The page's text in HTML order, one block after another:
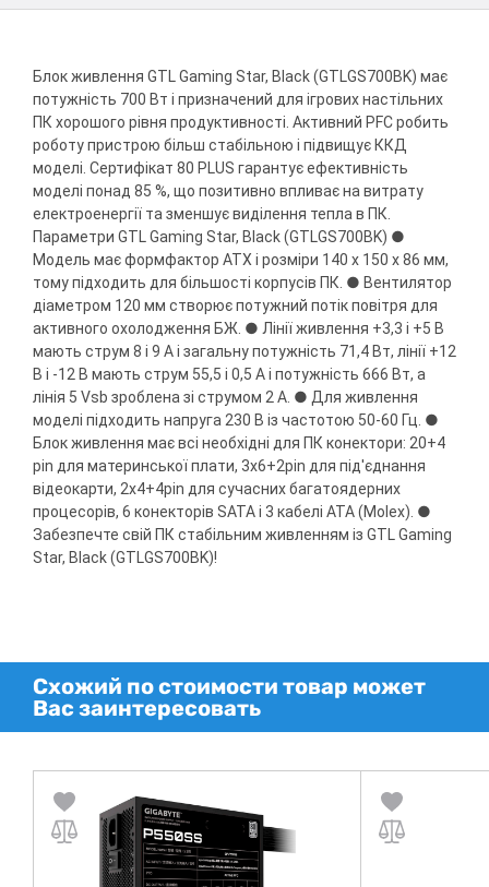
Блок живлення GTL Gaming Star, Black (GTLGS700BK) має
потужність 700 Вт і призначений для ігрових настільних
ПК хорошого рівня продуктивності. Активний PFC робить
роботу пристрою більш стабільною і підвищує ККД
моделі. Сертифікат 80 PLUS гарантує ефективність
моделі понад 85 %, що позитивно впливає на витрату
електроенергії та зменшує виділення тепла в ПК.
Параметри GTL Gaming Star, Black (GTLGS700BK) ●
Модель має формфактор ATX і розміри 140 x 150 x 86 мм,
тому підходить для більшості корпусів ПК. ● Вентилятор
діаметром 120 мм створює потужний потік повітря для
активного охолодження БЖ. ● Лінії живлення +3,3 і +5 В
мають струм 8 і 9 А і загальну потужність 71,4 Вт, лінії +12
В і -12 В мають струм 55,5 і 0,5 А і потужність 666 Вт, а
лінія 5 Vsb зроблена зі струмом 2 А. ● Для живлення
моделі підходить напруга 230 В із частотою 50-60 Гц. ●
Блок живлення має всі необхідні для ПК конектори: 20+4
pin для материнської плати, 3x6+2pin для під'єднання
відеокарти, 2x4+4pin для сучасних багатоядерних
процесорів, 6 конекторів SATA і 3 кабелі ATA (Molex). ●
Забезпечте свій ПК стабільним живленням із GTL Gaming
Star, Black (GTLGS700BK)!
Схожий по стоимости товар может
Вас заинтересовать